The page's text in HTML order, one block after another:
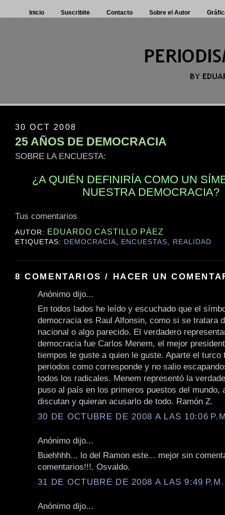
Inicio Suscribite Contacto Sobre el Autor
30 OCT 2008
25 AÑOS DE DEMOCRACIA
SOBRE LA ENCUESTA:
¿A QUIÉN DEFINIRÍA COMO UN
NUESTRA DEMOCRACIA?
Tus comentarios
AUTOR: EDUARDO CASTILLO PÁEZ
ETIQUETAS: DEMOCRACIA, ENCUESTAS, REALIDAD
8 COMENTARIOS / HACER UN
Anónimo dijo...
En todos lados he leído y escuchado que el
democracia es Raul Alfonsin, como si se tratara
nacional o algo parecido. El verdadero
democracia fue Carlos Menem, el mejor
tiempos le guste a quien le guste. Aparte el turco
periodos como corresponde y no salio
todos los radicales. Menem representó la
puso al país en los primeros puestos del mundo,
discutan y quieran acusarlo de todo. Ramón Z.
30 DE OCTUBRE DE 2008 A LAS 10:06
Anónimo dijo...
Buehhhh... lo del Ramon este... mejor sin
comentarios!!!. Osvaldo.
31 DE OCTUBRE DE 2008 A LAS 9:49 P.M.
Anónimo dijo...